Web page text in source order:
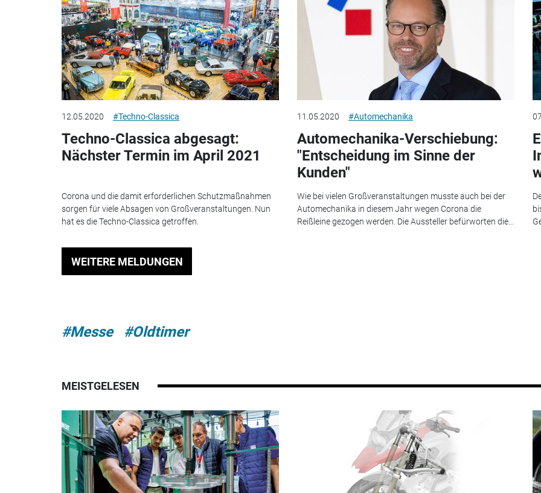
12.05.2020 #Techno-Classica
Techno-Classica abgesagt:
Nächster Termin im April 2021
Corona und die damit erforderlichen Schutzmaßnahmen
sorgen für viele Absagen von Großveranstaltungen. Nun
hat es die Techno-Classica getroffen.
11.05.2020 #Automechanika
Automechanika-Verschiebung:
"Entscheidung im Sinne der
Kunden"
Wie bei vielen Großveranstaltungen musste auch bei der
Automechanika in diesem Jahr wegen Corona die
Reißleine gezogen werden. Die Aussteller befürworten die...
WEITERE MELDUNGEN
#Messe #Oldtimer
MEISTGELESEN